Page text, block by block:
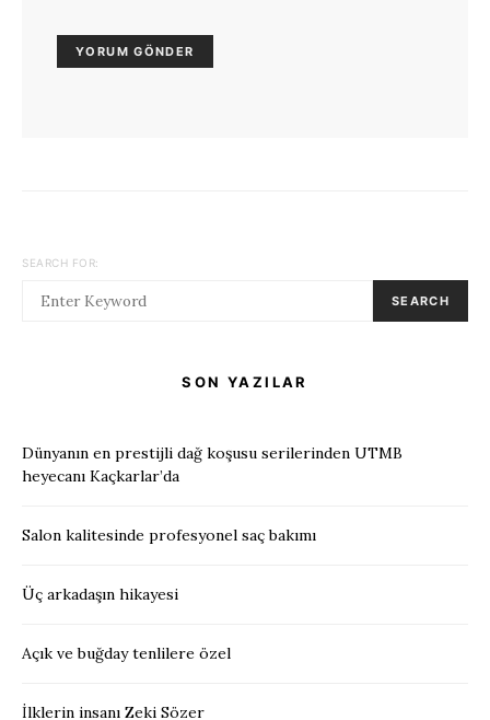
SEARCH FOR:
SEARCH
SON YAZILAR
Dünyanın en prestijli dağ koşusu serilerinden UTMB
heyecanı Kaçkarlar’da
Salon kalitesinde profesyonel saç bakımı
Üç arkadaşın hikayesi
Açık ve buğday tenlilere özel
İlklerin insanı Zeki Sözer